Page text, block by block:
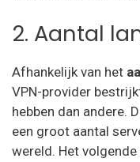
Ufo VPN
GooseVPN
Bullet VPN
2. Aantal
Afhankelijk van het
VPN-provider
hebben dan andere.
een groot aantal
wereld. Het